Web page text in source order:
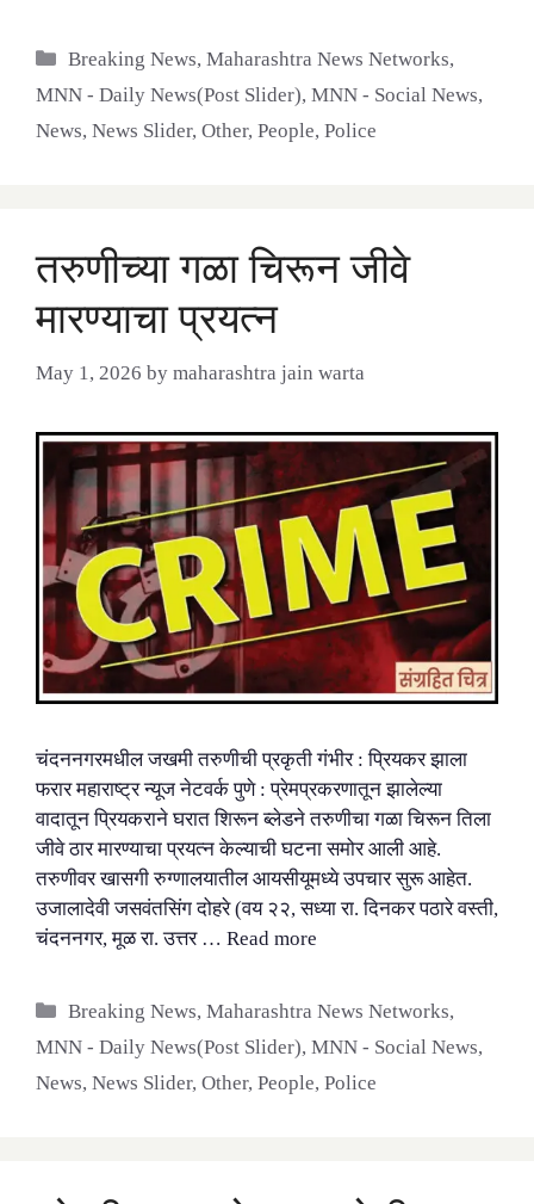
Categories
Breaking News,Maharashtra News Networks,
MNN - Daily News(Post Slider), MNN - Social News,
News, News Slider, Other, People, Police
तरुणीच्या गळा चिरून जीवे
मारण्याचा प्रयत्न
May 1, 2026 by maharashtra jain warta
चंदननगरमधील जखमी तरुणीची प्रकृती गंभीर : प्रियकर झाला
फरार महाराष्ट्र न्यूज नेटवर्क पुणे : प्रेमप्रकरणातून झालेल्या
वादातून प्रियकराने घरात शिरून ब्लेडने तरुणीचा गळा चिरून तिला
जीवे ठार मारण्याचा प्रयत्न केल्याची घटना समोर आली आहे.
तरुणीवर खासगी रुग्णालयातील आयसीयूमध्ये उपचार सुरू आहेत.
उजालादेवी जसवंतसिंग दोहरे (वय २२, सध्या रा. दिनकर पठारे वस्ती,
चंदननगर, मूळ रा. उत्तर … Read more
Categories
Breaking News,Maharashtra News Networks,
MNN - Daily News(Post Slider), MNN - Social News,
News, News Slider, Other, People, Police